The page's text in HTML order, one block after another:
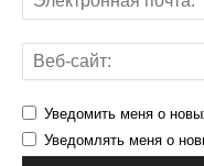
Уведомить меня о
Уведомлять меня о